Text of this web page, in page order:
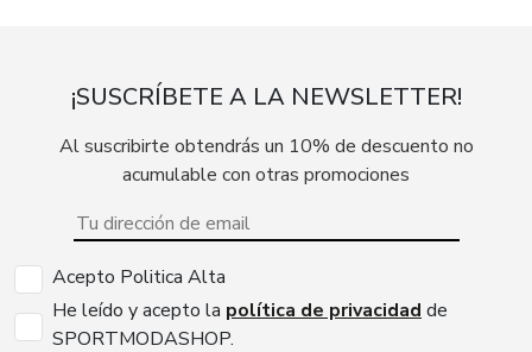
¡SUSCRÍBETE A LA NEWSLETTER!
Al suscribirte obtendrás un 10% de descuento no
acumulable con otras promociones
Acepto Politica Alta
He leído y acepto la política de privacidad de
SPORTMODASHOP.